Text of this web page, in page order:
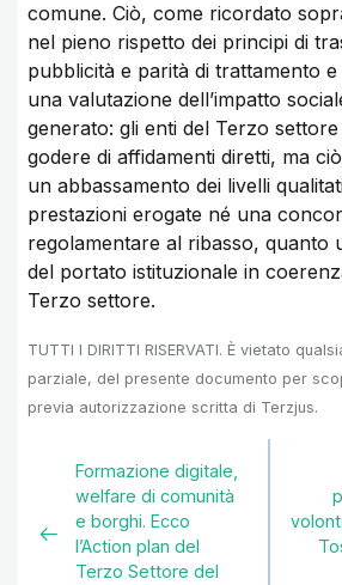
comune. Ciò, come ricordato
nel pieno rispetto dei principi di
pubblicità e parità di trattamento
una valutazione dell’impatto
generato: gli enti del Terzo
godere di affidamenti diretti, ma
un abbassamento dei livelli
prestazioni erogate né una
regolamentare al ribasso, quanto
del portato istituzionale in
Terzo settore.
TUTTI I DIRITTI RISERVATI. È vietato
parziale, del presente documento per
previa autorizzazione scritta di Terzjus.
Formazione digitale,
welfare di comunità
e borghi. Ecco
l’Action plan del
Terzo Settore del